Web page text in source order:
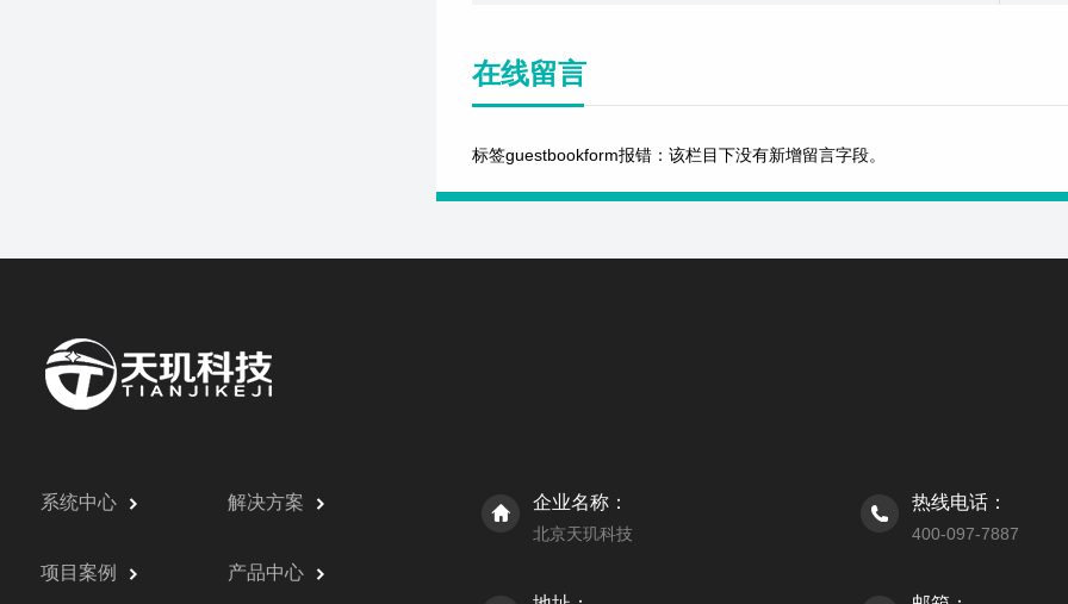
在线留言
标签guestbookform报错：该栏目下没有新增留言字段。
系统中心 解决方案
项目案例 产品中心
企业名称：
北京天玑科技
热线电话：
400-097-7887